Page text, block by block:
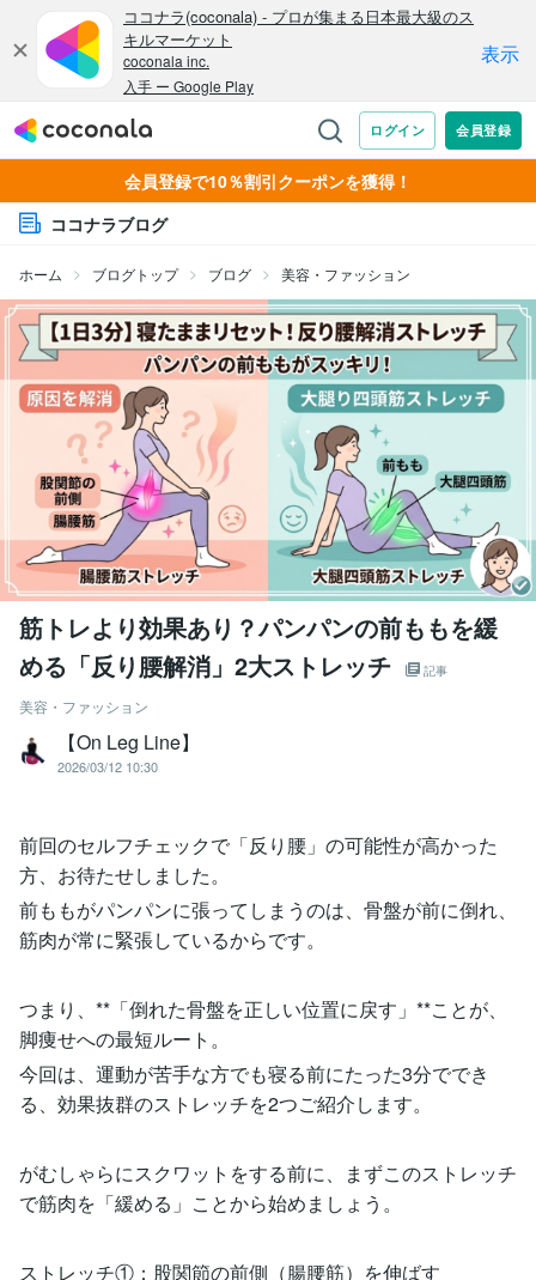
会員登録で10％割引クーポンを獲得！
ココナラブログ
ホーム ブログトップ ブログ 美容・ファッション
筋トレより効果あり？パンパンの前ももを緩
める「反り腰解消」2大ストレッチ
記事
美容・ファッション
【On Leg Line】
2026/03/12 10:30
前回のセルフチェックで「反り腰」の可能性が高かった
方、お待たせしました。
前ももがパンパンに張ってしまうのは、骨盤が前に倒れ、
筋肉が常に緊張しているからです。
つまり、**「倒れた骨盤を正しい位置に戻す」**ことが、
脚痩せへの最短ルート。
今回は、運動が苦手な方でも寝る前にたった3分ででき
る、効果抜群のストレッチを2つご紹介します。
がむしゃらにスクワットをする前に、まずこのストレッチ
で筋肉を「緩める」ことから始めましょう。
ストレッチ①：股関節の前側（腸腰筋）を伸ばす